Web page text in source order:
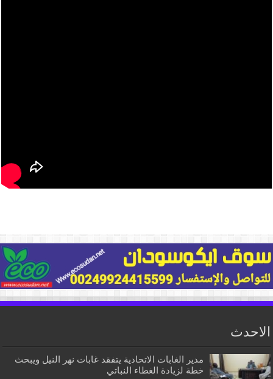
الاحدث
مدير الغابات الاتحادية يتفقد غابات نهر النيل ويبحث
خطة لزيادة الغطاء النباتي